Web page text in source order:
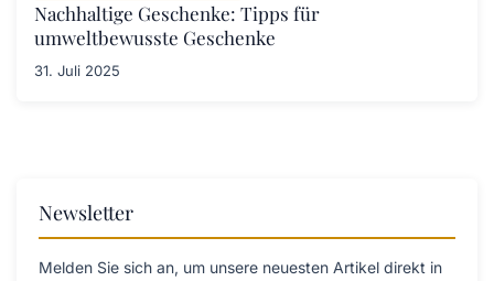
Nachhaltige Geschenke: Tipps für
umweltbewusste Geschenke
31. Juli 2025
Newsletter
Melden Sie sich an, um unsere neuesten Artikel direkt in